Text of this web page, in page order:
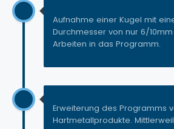
Aufnahme einer Kugel mit
Durchmesser von nur 6/
Arbeiten in das Programm.
Erweiterung des Programms
Hartmetallprodukte.